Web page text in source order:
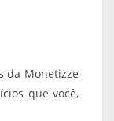
da Monetizze
que você,